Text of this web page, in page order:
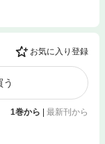
お気に入り登録
1巻から 最新刊から